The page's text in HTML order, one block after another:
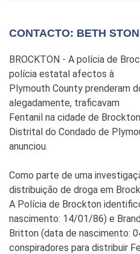
CONTACTO: BETH
BROCKTON - A polícia de
polícia estatal afectos à
Plymouth County prenderam
alegadamente, traficavam
Fentanil na cidade de
Distrital do Condado de
anunciou.
Como parte de uma
distribuição de droga em
A Polícia de Brockton
nascimento: 14/01/86) e
Britton (data de nascimento:
conspiradores para distribuir